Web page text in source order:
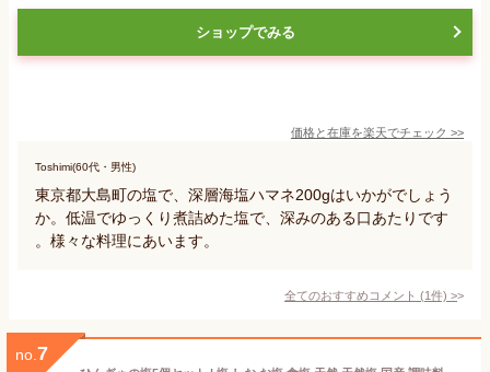
ショップでみる
価格と在庫を楽天でチェック >>
Toshimi(60代・男性)
東京都大島町の塩で、深層海塩ハマネ200gはいかがでしょう
か。低温でゆっくり煮詰めた塩で、深みのある口あたりです
。様々な料理にあいます。
全てのおすすめコメント (1件) >
no. 7